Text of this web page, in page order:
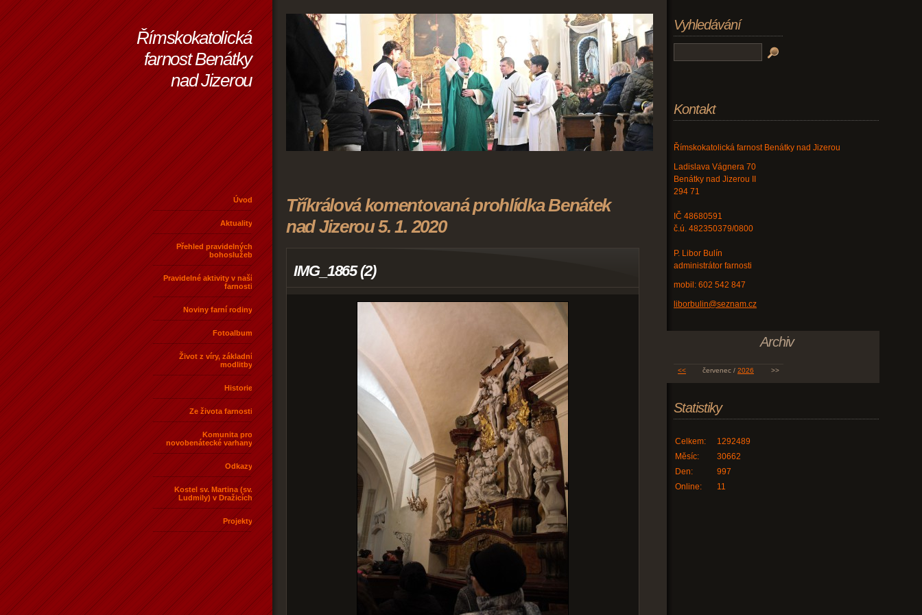
Římskokatolická
farnost Benátky
nad Jizerou
Úvod
Aktuality
Přehled pravidelných
bohoslužeb
Pravidelné aktivity v naší
farnosti
Noviny farní rodiny
Fotoalbum
Život z víry, základní
modlitby
Historie
Ze života farnosti
Komunita pro
novobenátecké varhany
Odkazy
Kostel sv. Martina (sv.
Ludmily) v Dražicích
Projekty
Tříkrálová komentovaná prohlídka Benátek
nad Jizerou 5. 1. 2020
IMG_1865 (2)
Vyhledávání
Kontakt
Římskokatolická farnost Benátky nad Jizerou
Ladislava Vágnera 70
Benátky nad Jizerou II
294 71
IČ 48680591
č.ú. 482350379/0800
P. Libor Bulín
administrátor farnosti
mobil: 602 542 847
liborbulin@seznam.cz
Archiv
<< červenec / 2026 >>
Statistiky
Online: 11
Celkem:
1292489
Měsíc:
30662
Den:
997